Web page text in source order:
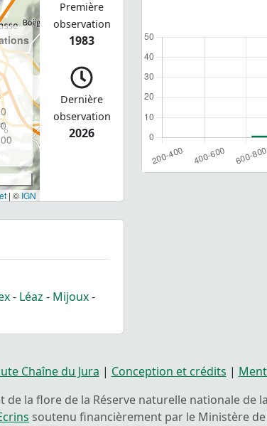
| © IGN
Première
observation
1983
Dernière
observation
2026
- Léaz - Mijoux-
Chaîne du Jura | Conception et crédits |
la flore de la Réserve naturelle nationale de
soutenu financièrement par le Ministère